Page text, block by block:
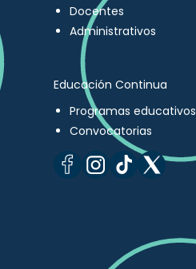
Docentes
Administrativos
Educación Continua
Programas educativos
Convocatorias